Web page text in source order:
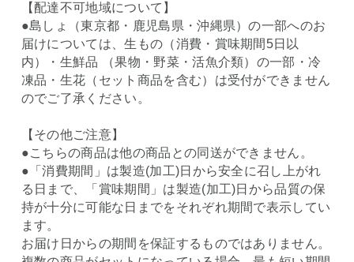
【配達不可地域について】
●島しょ（東京都・鹿児島県・沖縄県）の一部へのお
届けについては、生もの（消費・賞味期間5日以
内）・生鮮品 （果物・野菜・活魚介類）の一部・冷
凍品・生花（セット商品を含む）は受付ができません
のでご了承ください。
【その他ご注意】
●こちらの商品は他の商品との同送ができません。
●「消費期間」は製造(加工)日から安全に召し上がれ
る日まで、「賞味期間」は製造(加工)日から品質の保
持が十分に可能な日までをそれぞれ期間で表示してい
ます。
お届け日からの期間を保証するものではありません。